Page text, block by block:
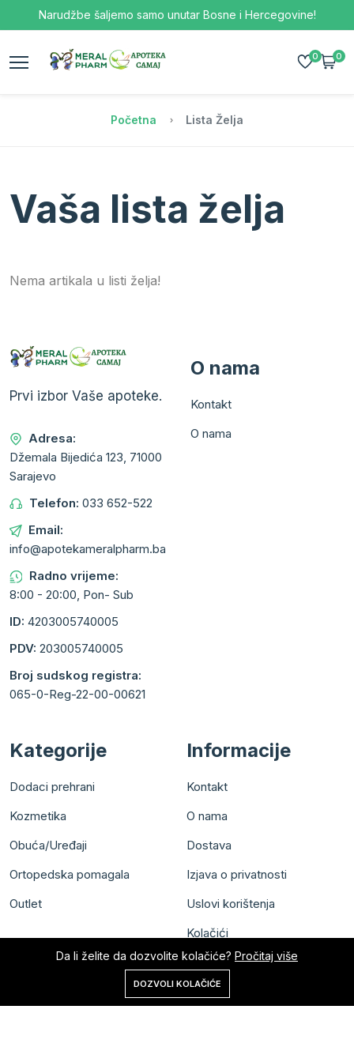
Narudžbe šaljemo samo unutar Bosne i Hercegovine!
0 0
Početna Lista Želja
Vaša lista želja
Nema artikala u listi želja!
Prvi izbor Vaše apoteke.
Adresa:
Džemala Bijedića 123, 71000
Sarajevo
Telefon: 033 652-522
Email:
info@apotekameralpharm.ba
Radno vrijeme:
8:00 - 20:00, Pon- Sub
ID: 4203005740005
PDV: 203005740005
Broj sudskog registra:
065-0-Reg-22-00-00621
O nama
Kontakt
O nama
Kategorije
Dodaci prehrani
Kozmetika
Obuća/Uređaji
Ortopedska pomagala
Outlet
Informacije
Kontakt
O nama
Dostava
Izjava o privatnosti
Uslovi korištenja
Kolačići
Korpa
Da li želite da dozvolite kolačiće? Pročitaj više
DOZVOLI KOLAČIĆE